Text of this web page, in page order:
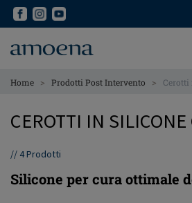
Skip
content
Skip
content
Home > Prodotti Post Intervento > Cerotti
CEROTTI IN SILICONE
// 4Prodotti
Silicone per cura ottimale